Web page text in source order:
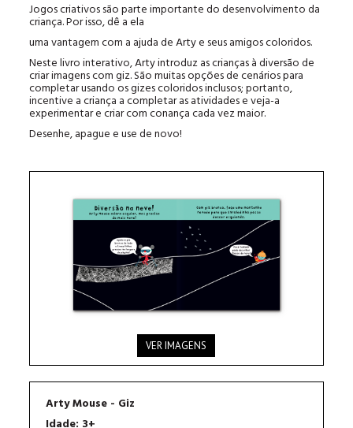
Jogos criativos são parte importante do desenvolvimento da
criança. Por isso, dê a ela
uma vantagem com a ajuda de Arty e seus amigos coloridos.
Neste livro interativo, Arty introduz as crianças à diversão de
criar imagens com giz. São muitas opções de cenários para
completar usando os gizes coloridos inclusos; portanto,
incentive a criança a completar as atividades e veja-a
experimentar e criar com conança cada vez maior.
Desenhe, apague e use de novo!
VER IMAGENS
Arty Mouse - Giz